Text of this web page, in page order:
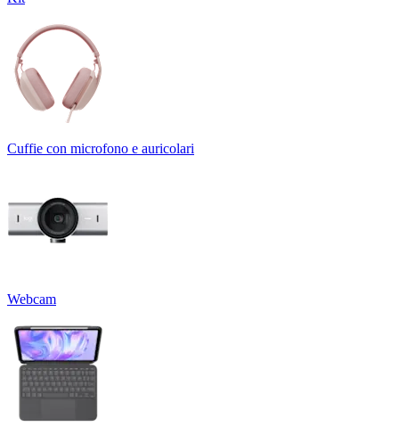
Cuffie con microfono e auricolari
Webcam